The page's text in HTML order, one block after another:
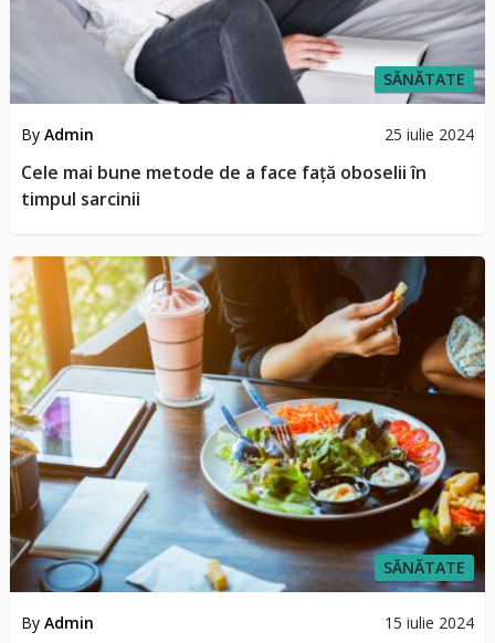
SĂNĂTATE
By Admin 25 iulie 2024
Cele mai bune metode de a face față oboselii în
timpul sarcinii
SĂNĂTATE
By Admin 15 iulie 2024